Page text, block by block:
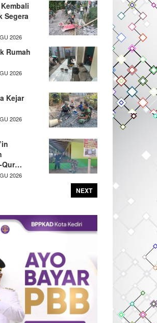
Segera
2026
Rumah
2026
Kejar
2026
Qur…
2026
NEXT